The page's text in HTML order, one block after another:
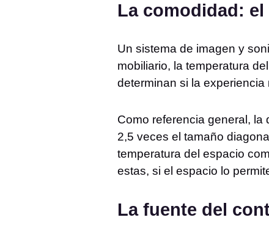
La comodidad:
Un sistema de imagen y
mobiliario, la temperatura
determinan si la
Como referencia general,
2,5 veces el tamaño
temperatura del espacio
estas, si el espacio lo
La fuente del